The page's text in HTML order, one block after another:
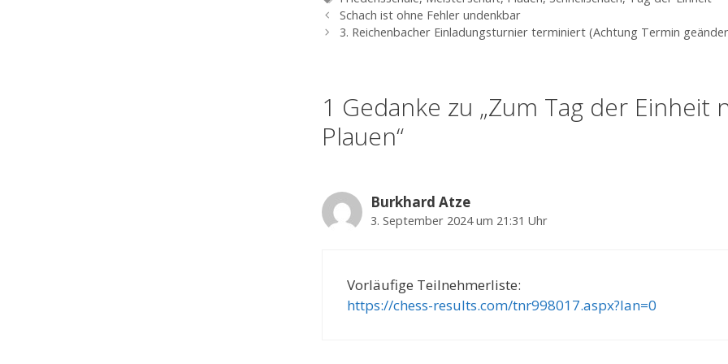
Schach ist ohne Fehler undenkbar
3. Reichenbacher Einladungsturnier terminiert (Achtung Termin
1 Gedanke zu „Zum Tag der Einheit
Plauen“
Burkhard Atze
3. September 2024 um 21:31 Uhr
Vorläufige Teilnehmerliste:
https://chess-results.com/tnr998017.aspx?lan=0